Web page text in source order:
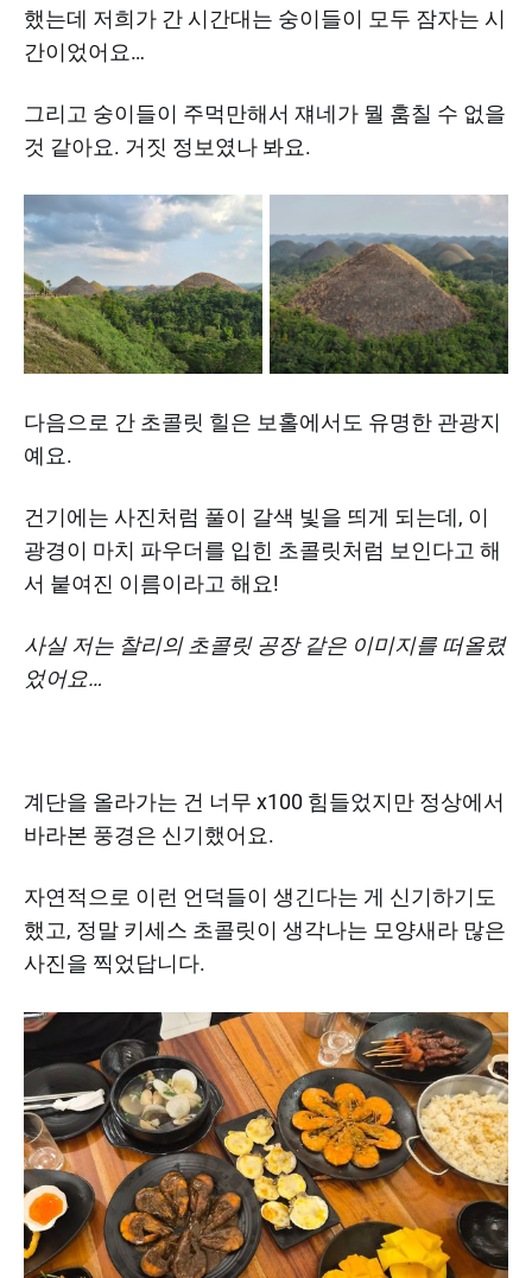
했는데 저희가 간 시간대는 숭이들이 모두 잠자는 시
간이었어요…
그리고 숭이들이 주먹만해서 쟤네가 뭘 훔칠 수 없을
것 같아요. 거짓 정보였나 봐요.
다음으로 간 초콜릿 힐은 보홀에서도 유명한 관광지
예요.
건기에는 사진처럼 풀이 갈색 빛을 띄게 되는데, 이
광경이 마치 파우더를 입힌 초콜릿처럼 보인다고 해
서 붙여진 이름이라고 해요!
사실 저는 찰리의 초콜릿 공장 같은 이미지를 떠올렸
었어요…
계단을 올라가는 건 너무 x100 힘들었지만 정상에서
바라본 풍경은 신기했어요.
자연적으로 이런 언덕들이 생긴다는 게 신기하기도
했고, 정말 키세스 초콜릿이 생각나는 모양새라 많은
사진을 찍었답니다.